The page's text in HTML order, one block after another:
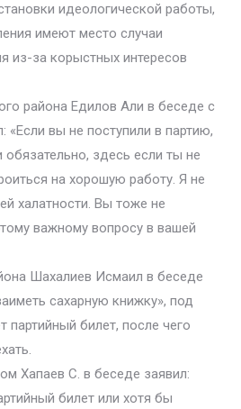
идеологической работы,
имеют место случаи
из-за корыстных интересов
района Едилов Али в беседе с
«Если вы не поступили в партию,
обязательно, здесь если ты не
на хорошую работу. Я не
халатности. Вы тоже не
важному вопросу в вашей
Шахалиев Исмаил в беседе
сахарную книжку», под
партийный билет, после чего
Хапаев С. в беседе заявил:
билет или хотя бы